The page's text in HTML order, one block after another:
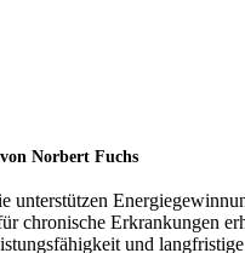
Norbert Fuchs
unterstützen
Erkrankungen
und